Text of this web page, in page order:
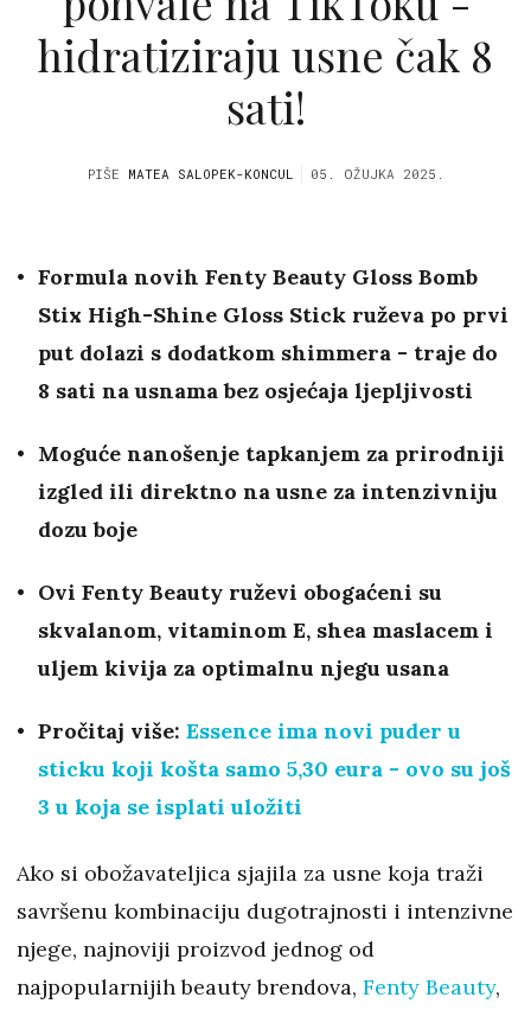
hidratiziraju usne čak 8
sati!
PIŠE MATEA SALOPEK-KONCUL 05. OŽUJKA 2025.
Formula novih Fenty Beauty Gloss Bomb
Stix High-Shine Gloss Stick ruževa po prvi
put dolazi s dodatkom shimmera - traje do
8 sati na usnama bez osjećaja ljepljivosti
Moguće nanošenje tapkanjem za prirodniji
izgled ili direktno na usne za intenzivniju
dozu boje
Ovi Fenty Beauty ruževi obogaćeni su
skvalanom, vitaminom E, shea maslacem i
uljem kivija za optimalnu njegu usana
Pročitaj više: Essence ima novi puder u
sticku koji košta samo 5,30 eura - ovo su još
3 u koja se isplati uložiti
Ako si obožavateljica sjajila za usne koja traži
savršenu kombinaciju dugotrajnosti i intenzivne
njege, najnoviji proizvod jednog od
najpopularnijih beauty brendova, Fenty Beauty,